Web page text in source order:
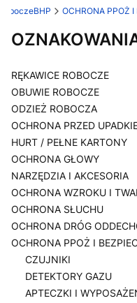
OCHRONA PPOŻ
RĘKAWICE ROBOCZE
OBUWIE ROBOCZE
ODZIEŻ ROBOCZA
OCHRONA PRZED
HURT / PEŁNE KARTONY
OCHRONA GŁOWY
NARZĘDZIA I AKCESORIA
OCHRONA WZROKU I
OCHRONA SŁUCHU
OCHRONA DRÓG
OCHRONA PPOŻ I
CZUJNIKI
DETEKTORY GAZU
APTECZKI I